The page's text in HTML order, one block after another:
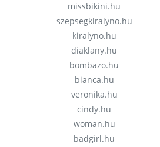
missbikini.hu
szepsegkiralyno.hu
kiralyno.hu
diaklany.hu
bombazo.hu
bianca.hu
veronika.hu
cindy.hu
woman.hu
badgirl.hu